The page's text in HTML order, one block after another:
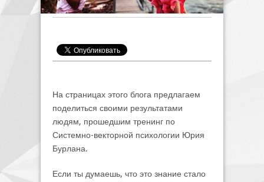
На страницах этого блога предлагаем
поделиться своими результатами
людям, прошедшим тренинг по
Системно-векторной психологии Юрия
Бурлана.
Если ты думаешь, что это знание стало